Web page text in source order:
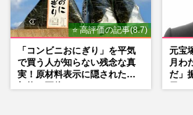
⭐ 高評価の記事(8.7)
「コンビニおにぎり」を平気
で買う人が知らない残念な真
実！原材料表示に隠された添
元宝
月わ
だ」